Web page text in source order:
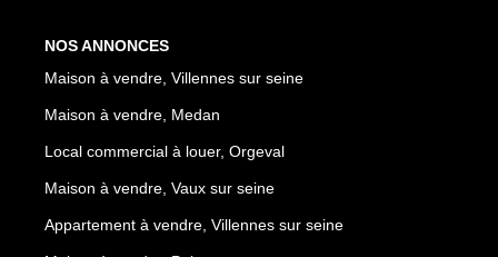
NOS ANNONCES
Maison à vendre, Villennes sur seine
Maison à vendre, Medan
Local commercial à louer, Orgeval
Maison à vendre, Vaux sur seine
Appartement à vendre, Villennes sur seine